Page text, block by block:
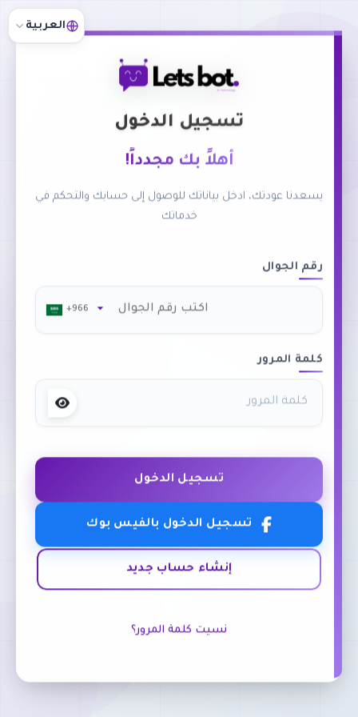
العربية
تسجيل الدخول
أهلاً بك مجدداً!
يسعدنا عودتك، ادخل بياناتك للوصول إلى حسابك والتحكم في
خدماتك
رقم الجوال
+966 ▼
كلمة المرور
تسجيل الدخول
تسجيل الدخول بالفيس بوك
إنشاء حساب جديد
نسيت كلمة المرور؟